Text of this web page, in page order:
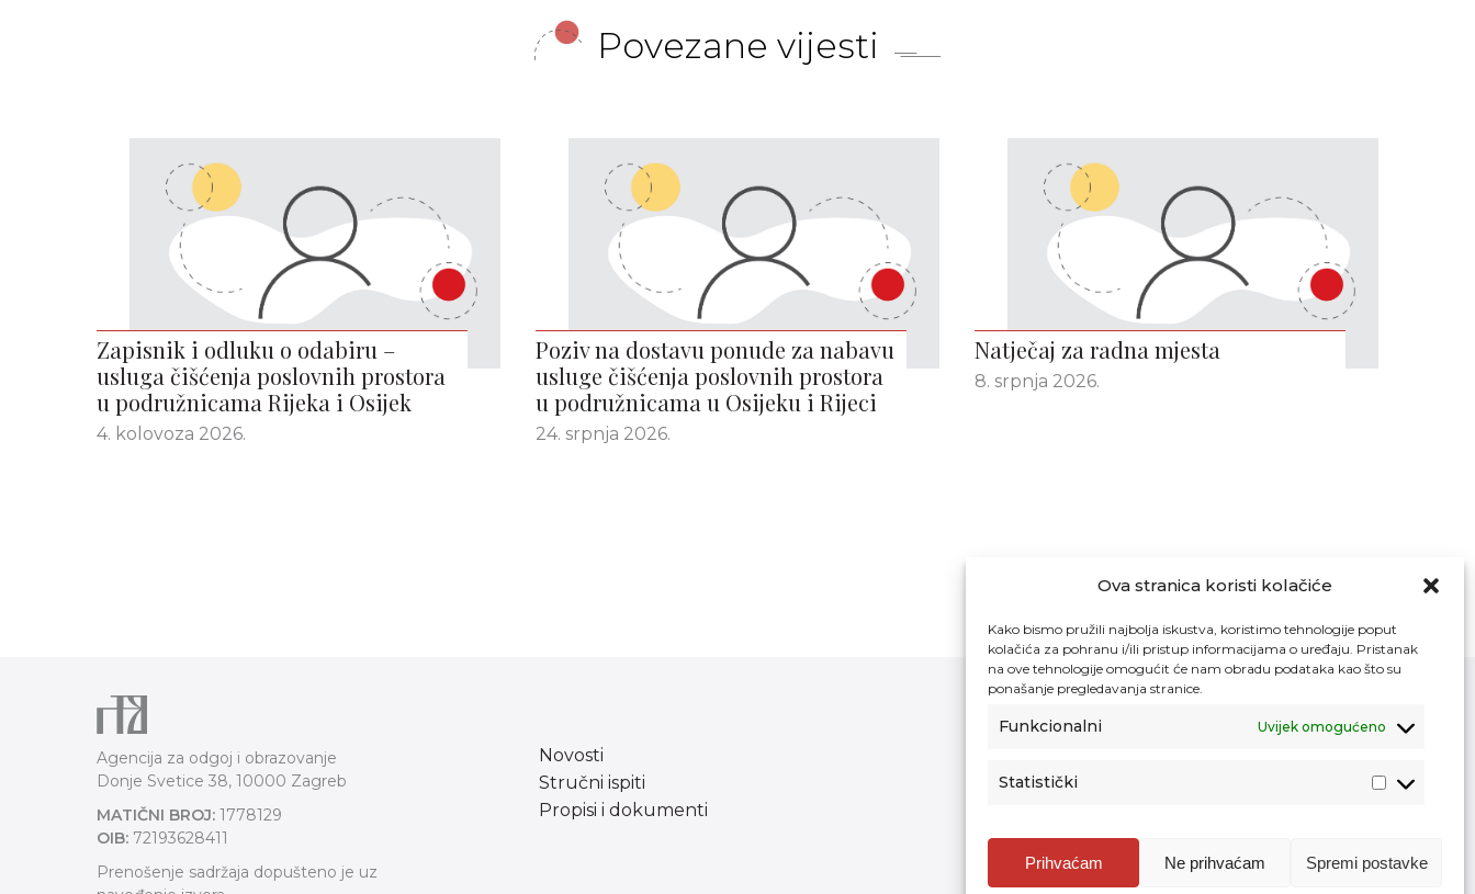
Ova stranica koristi kolačiće
Kako bismo pružili najbolja iskustva, koristimo tehnologije poput
kolačića za pohranu i/ili pristup informacijama o uređaju. Pristanak
na ove tehnologije omogućit će nam obradu podataka kao što su
ponašanje pregledavanja stranice.
Funkcionalni Uvijek omogućeno
Statistički
Prihvaćam Ne prihvaćam Spremi postavke
Povezane vijesti
Zapisnik i odluku o odabiru –
usluga čišćenja poslovnih prostora
u podružnicama Rijeka i Osijek
4. kolovoza 2026.
Poziv na dostavu ponude za nabavu
usluge čišćenja poslovnih prostora
u podružnicama u Osijeku i Rijeci
24. srpnja 2026.
Natječaj za radna mjesta
8. srpnja 2026.
Agencija za odgoj i obrazovanje
Donje Svetice 38, 10000 Zagreb
MATIČNI BROJ: 1778129
OIB: 72193628411
Prenošenje sadržaja dopušteno je uz
Novosti
Stručni ispiti
Propisi i dokumenti
Pristup informacijama
Povjerljiva osoba za unutarnje prijavljivanje
nepravilnosti
Etički povjerenik Agencije za odgoj i